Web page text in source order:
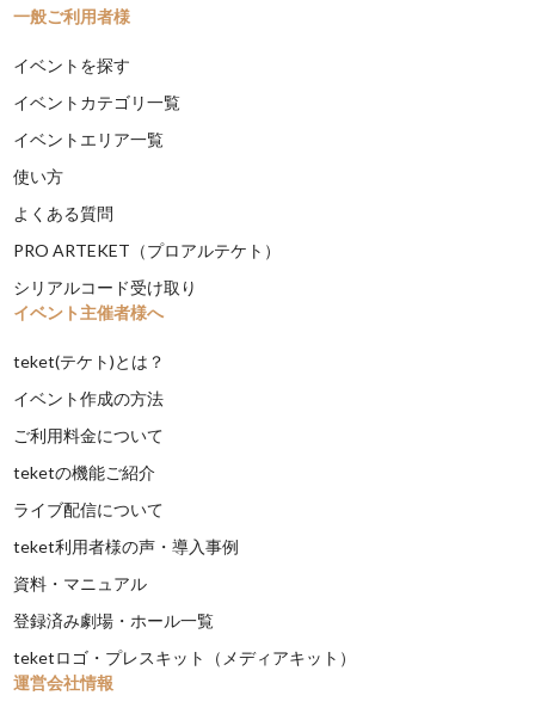
一般ご利用者様
イベントを探す
イベントカテゴリ一覧
イベントエリア一覧
使い方
よくある質問
PRO ARTEKET（プロアルテケト）
シリアルコード受け取り
イベント主催者様へ
teket(テケト)とは？
イベント作成の方法
ご利用料金について
teketの機能ご紹介
ライブ配信について
teket利用者様の声・導入事例
資料・マニュアル
登録済み劇場・ホール一覧
teketロゴ・プレスキット（メディアキット）
運営会社情報